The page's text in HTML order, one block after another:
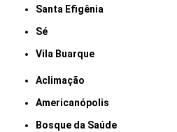
Santa Efigênia
Sé
Vila Buarque
Aclimação
Americanópolis
Bosque da Saúde